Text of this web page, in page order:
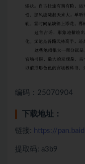
编码：25070904
下载地址：
链接: https://
提取码: a3b9